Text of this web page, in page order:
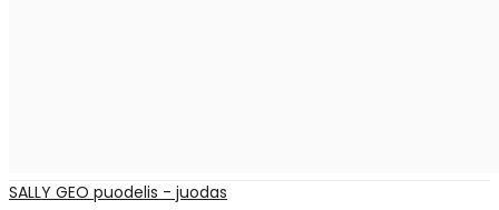
SALLY GEO puodelis - juodas